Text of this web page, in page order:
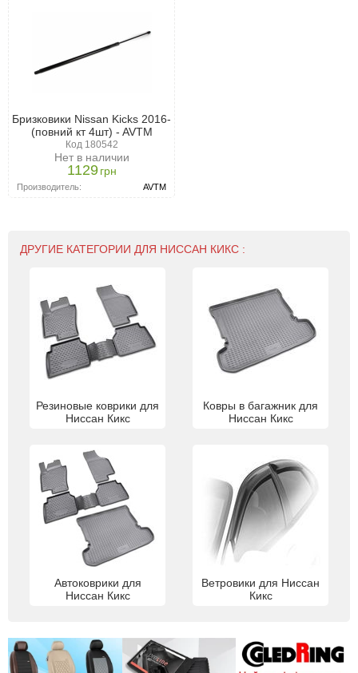
Бризковики Nissan Kicks 2016-
(повний кт 4шт) - AVTM
Код 180542
Нет в наличии
1129 грн
Производитель: AVTM
ДРУГИЕ КАТЕГОРИИ ДЛЯ НИССАН КИКС :
Резиновые коврики для
Ниссан Кикс
Ковры в багажник для
Ниссан Кикс
Автоковрики для
Ниссан Кикс
Ветровики для Ниссан
Кикс